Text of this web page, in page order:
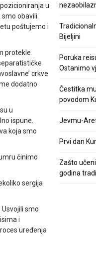
u
obavili
poštujemo i
protekle
crkve
dodatno
u
ispune.
koja smo
činimo
sergija
smo
i
uređenja
Bijeljini
Poruka
Ostanimo
Čestitka
povodom
Jevmu-
Prvi dan
Zašto
godina